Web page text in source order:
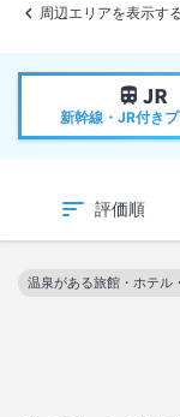
周辺エリアを表示す
新幹線・JR付き
評価順
温泉がある旅館・ホテル
この絞り込み条件を解除